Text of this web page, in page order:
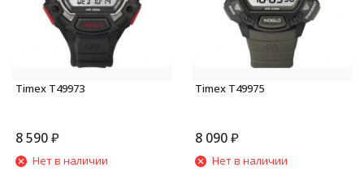
Timex T49973
8 590₽
Нет в наличии
Timex T49975
8 090₽
Нет в наличии